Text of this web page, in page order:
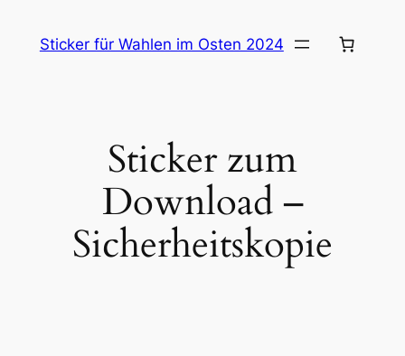
InhaltSticker für Wahlen im Osten 2024
Sticker zum
Download –
Sicherheitskopie